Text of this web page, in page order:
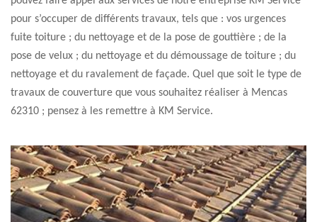
pour s’occuper de différents travaux, tels que : vos urgences
fuite toiture ; du nettoyage et de la pose de gouttière ; de la
pose de velux ; du nettoyage et du démoussage de toiture ; du
nettoyage et du ravalement de façade. Quel que soit le type de
travaux de couverture que vous souhaitez réaliser à Mencas
62310 ; pensez à les remettre à KM Service.